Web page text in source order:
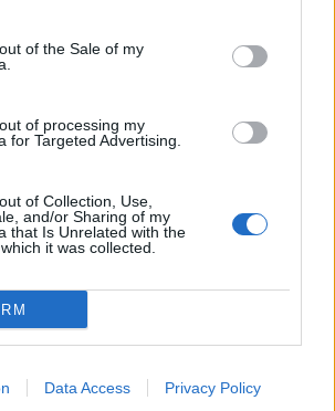
of the Sale of my
of processing my
for Targeted Advertising.
of Collection, Use,
and/or Sharing of my
that Is Unrelated with the
it was collected.
Data Access Privacy Policy
è nelle braccia degli dei".